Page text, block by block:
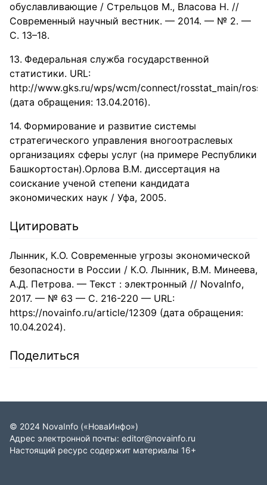
обуславливающие / Стрельцов М., Власова Н. //
Современный научный вестник. — 2014. — № 2. —
С. 13–18.
Федеральная служба государственной
статистики. URL:
http://www.gks.ru/wps/wcm/connect/rosstat_main/
(дата обращения: 13.04.2016).
Формирование и развитие системы
стратегического управления вногоотраслевых
организациях сферы услуг (на примере Республики
Башкортостан).Орлова В.М. диссертация на
соискание ученой степени кандидата
экономических наук / Уфа, 2005.
Цитировать
Лынник, К.О. Современные угрозы экономической
безопасности в России / К.О. Лынник, В.М. Минеева,
А.Д. Петрова. — Текст : электронный // NovaInfo,
2017. — № 63 — С. 216-220 — URL:
https://novainfo.ru/article/12309 (дата обращения:
10.04.2024).
Поделиться
© 2024 NovaInfo («НоваИнфо»)
Адрес электронной почты: editor@novainfo.ru
Настоящий ресурс содержит материалы 16+